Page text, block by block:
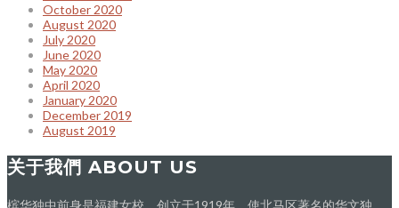
October 2020
August 2020
July 2020
June 2020
May 2020
April 2020
January 2020
December 2019
August 2019
关于我們 ABOUT US